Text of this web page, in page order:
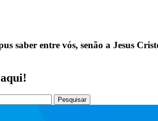
Lojas dos principais Marketplaces brasileiros
saber entre vós, senão a Jesus